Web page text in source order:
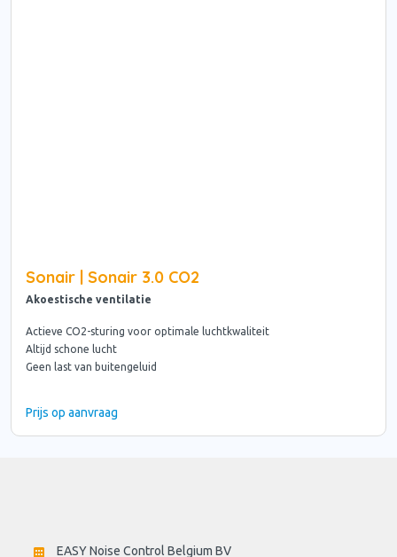
Sonair | Sonair 3.0 CO2
Akoestische ventilatie
Actieve CO2-sturing voor optimale luchtkwaliteit
Altijd schone lucht
Geen last van buitengeluid
Prijs op aanvraag
EASY Noise Control Belgium BV